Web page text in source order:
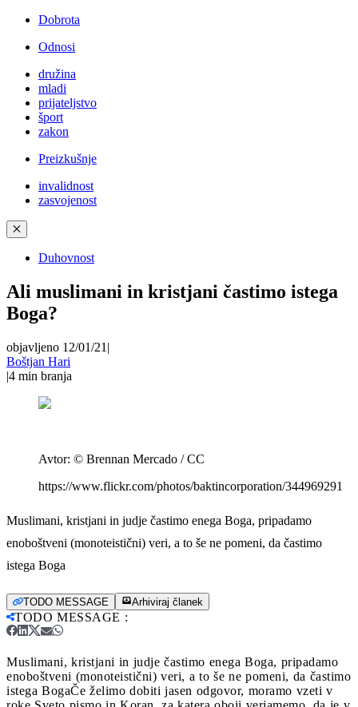
Dobrota
Odnosi
družina
mladi
prijateljstvo
šport
zakon
Preizkušnje
invalidnost
zasvojenost
✕
Duhovnost
Ali muslimani in kristjani častimo istega
Boga?
objavljeno 12/01/21 |
Boštjan Hari
|4 min branja
Avtor: © Brennan Mercado / CC
https://www.flickr.com/photos/baktincorporation/344969291
Muslimani, kristjani in judje častimo enega Boga, pripadamo
enoboštveni (monoteistični) veri, a to še ne pomeni, da častimo
istega Boga
TODO MESSAGE Arhiviraj članek
TODO MESSAGE :
Muslimani, kristjani in judje častimo enega Boga, pripadamo
enoboštveni (monoteistični) veri, a to še ne pomeni, da častimo
istega BogaČe želimo dobiti jasen odgovor, moramo vzeti v